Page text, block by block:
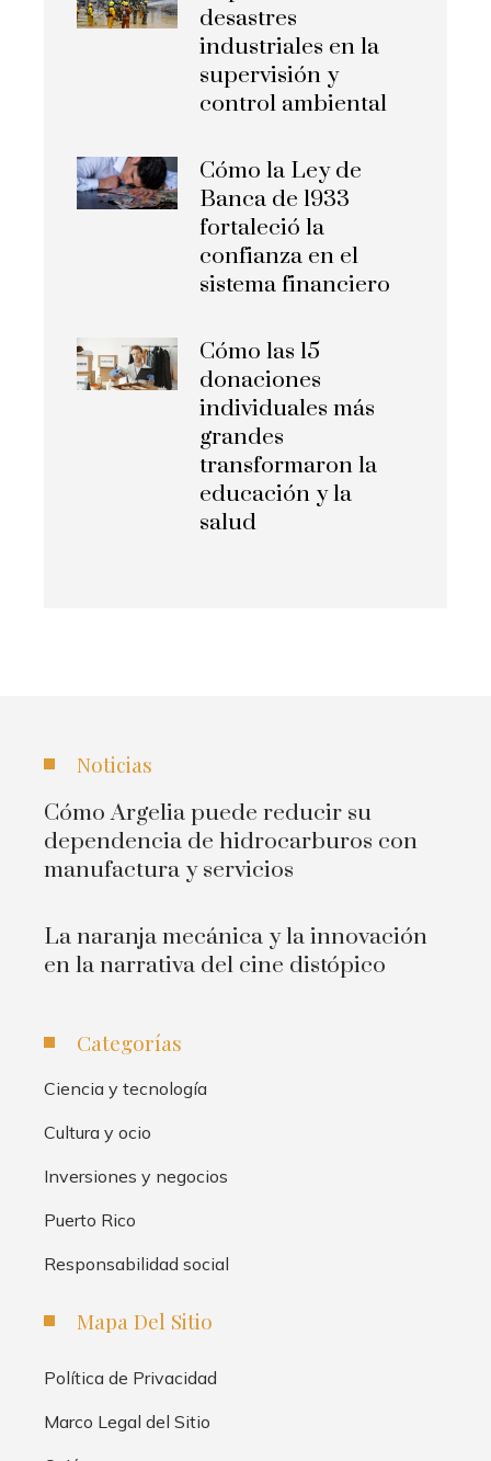
desastres
industriales en la
supervisión y
control ambiental
Cómo la Ley de
Banca de 1933
fortaleció la
confianza en el
sistema financiero
Cómo las 15
donaciones
individuales más
grandes
transformaron la
educación y la
salud
Noticias
Cómo Argelia puede reducir su
dependencia de hidrocarburos con
manufactura y servicios
La naranja mecánica y la innovación
en la narrativa del cine distópico
Categorías
Ciencia y tecnología
Cultura y ocio
Inversiones y negocios
Puerto Rico
Responsabilidad social
Mapa Del Sitio
Política de Privacidad
Marco Legal del Sitio